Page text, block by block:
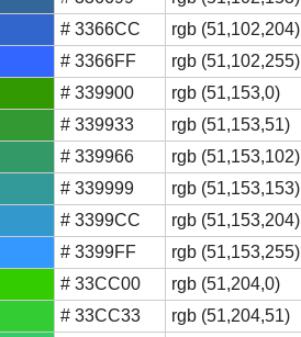
# 3366CC
rgb (51,102,204)
# 3366FF
rgb (51,102,255)
# 339900
rgb (51,153,0)
# 339933
rgb (51,153,51)
# 339966
rgb (51,153,102)
# 339999
rgb (51,153,153)
# 3399CC
rgb (51,153,204)
# 3399FF
rgb (51,153,255)
# 33CC00
rgb (51,204,0)
# 33CC33
rgb (51,204,51)